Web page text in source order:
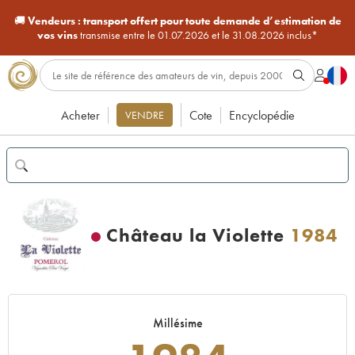
🚚Vendeurs : transport offert pour toute demande d’estimation de
vos vinstransmise entre le 01.07.2026 et le 31.08.2026 inclus*
Acheter VENDRE Cote Encyclopédie
Château la Violette 1984
Millésime